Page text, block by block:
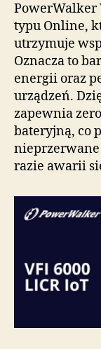
PowerWalker
typu Online,
utrzymuje
Oznacza to
energii oraz
urządzeń.
zapewnia
bateryjną, co
razie awarii